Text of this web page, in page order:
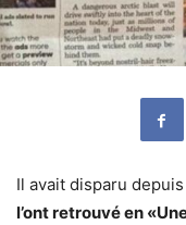
Il avait disparu
l’ont retrouvé en